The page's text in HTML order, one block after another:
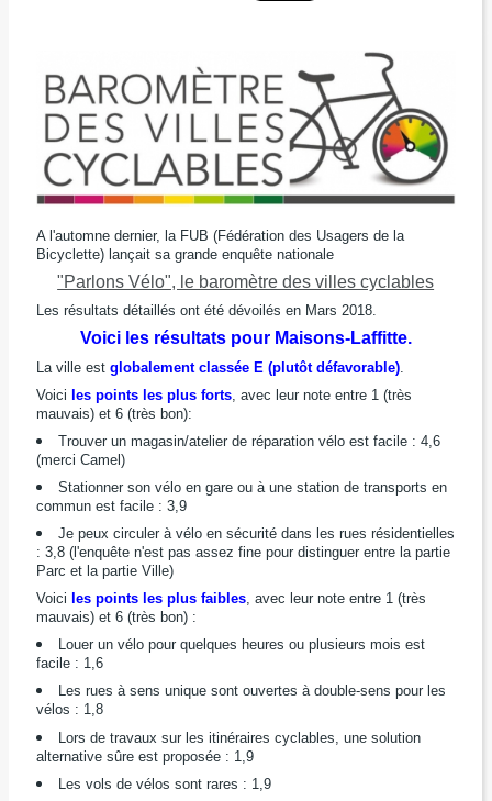
A l'automne dernier, la FUB (Fédération des Usagers de la
Bicyclette) lançait sa grande enquête nationale
"Parlons Vélo", le baromètre des villes cyclables
Les résultats détaillés ont été dévoilés en Mars 2018.
Voici les résultats pour Maisons-Laffitte.
La ville est globalement classée E (plutôt défavorable).
Voici les points les plus forts, avec leur note entre 1 (très
mauvais) et 6 (très bon):
Trouver un magasin/atelier de réparation vélo est facile : 4,6
(merci Camel)
Stationner son vélo en gare ou à une station de transports en
commun est facile : 3,9
Je peux circuler à vélo en sécurité dans les rues résidentielles
: 3,8 (l'enquête n'est pas assez fine pour distinguer entre la partie
Parc et la partie Ville)
Voici les points les plus faibles, avec leur note entre 1 (très
mauvais) et 6 (très bon) :
Louer un vélo pour quelques heures ou plusieurs mois est
facile : 1,6
Les rues à sens unique sont ouvertes à double-sens pour les
vélos : 1,8
Lors de travaux sur les itinéraires cyclables, une solution
alternative sûre est proposée : 1,9
Les vols de vélos sont rares : 1,9